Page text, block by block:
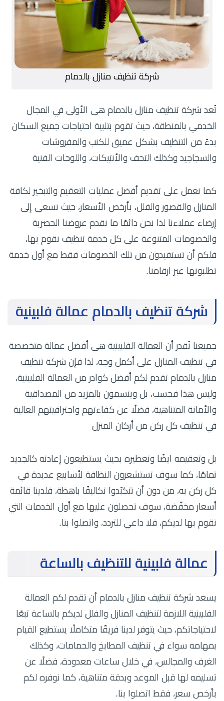
شركة تنظيف منازل بالدمام
تُعد شركة تنظيف منازل بالدمام هى الأولى في المجال
الخدمي بالمنطقة، حيث تقوم بتلبية احتياجات جميع السكان
بدءً من التنظيف بشكل عميق للكنب والمفروشات
والسجاجيد وكذلك التحف والأنتيكات، واللوحات الفنية
كما نعمل على تقديم أفضل عمليات التعقيم والتبخير لكافة
المنازل والقصور والفلل، بأرخص الأسعار، حيث نسعى إلى
إرضاء عملاءنا لذا نحن دائمًا ما نقدم عروضنا الحصرية
والخصومات المتنوعة على كل خدمة تنظيف نقوم بها،
فلكم أن تستفيدون من تلك الخصومات فقط مع أول خدمة
تطلبونها عبر ارقامنا.
شركة تنظيف بالدمام عمالة فلبينية
جميعنا نُقدر أن العمالة الفلبينية هى أفضل عمالة متخصصة
في تنظيف المنازل على أكمل وجه، لذا فإن شركة تنظيف
منازل بالدمام تقدم لكم أفضل كوادر من العمالة الفلبينية،
وليس هذا فحسب، بل ويتسمون بالمزيد من المصداقية
والأمانة المتناهية، فضلًا عن كفاءتهم واحترافيتهم العالية
في تنظيف كل ركن من أركان المنزل
بل وتعقيمه ايضًا وتعطيره بحيث يستطيعون إعادته كالجديد
تمامًا، كما سوف تستشعرون النظافة لأسابيع عديدة في
كل ركن به، من دون أن تتكبّدوا تكاليفًا باهظة، فلدينا قائمة
أسعار مخفّضة، سوف تحصلون عليها مع أول الخدمات التي
نقوم بها لديكم، فلا داعي للتردد، واتصلوا بنا.
عمالة فلبينية للتنظيف بالساعة
يسعد شركة تنظيف منازل بالدمام أن تقدم لكم العمالة
الفلبينية اللازمة لتنظيف المنازل والفلل لديكم بالساعة تبعًا
لاحتياجاتكم، حيث يتوفر لدينا فريقًا متكاملًا يستطيع القيام
بمهامه سواء في تنظيف المطابخ والحمامات، وكذلك
الغرف والمجالس، في خلال ساعات معدودة، فضلًا عن
تسليمه لها قبل الموعد وبدقة متناهية، كما نوفره لكم
بأرخص سعر، فقط اتصلوا بنا.